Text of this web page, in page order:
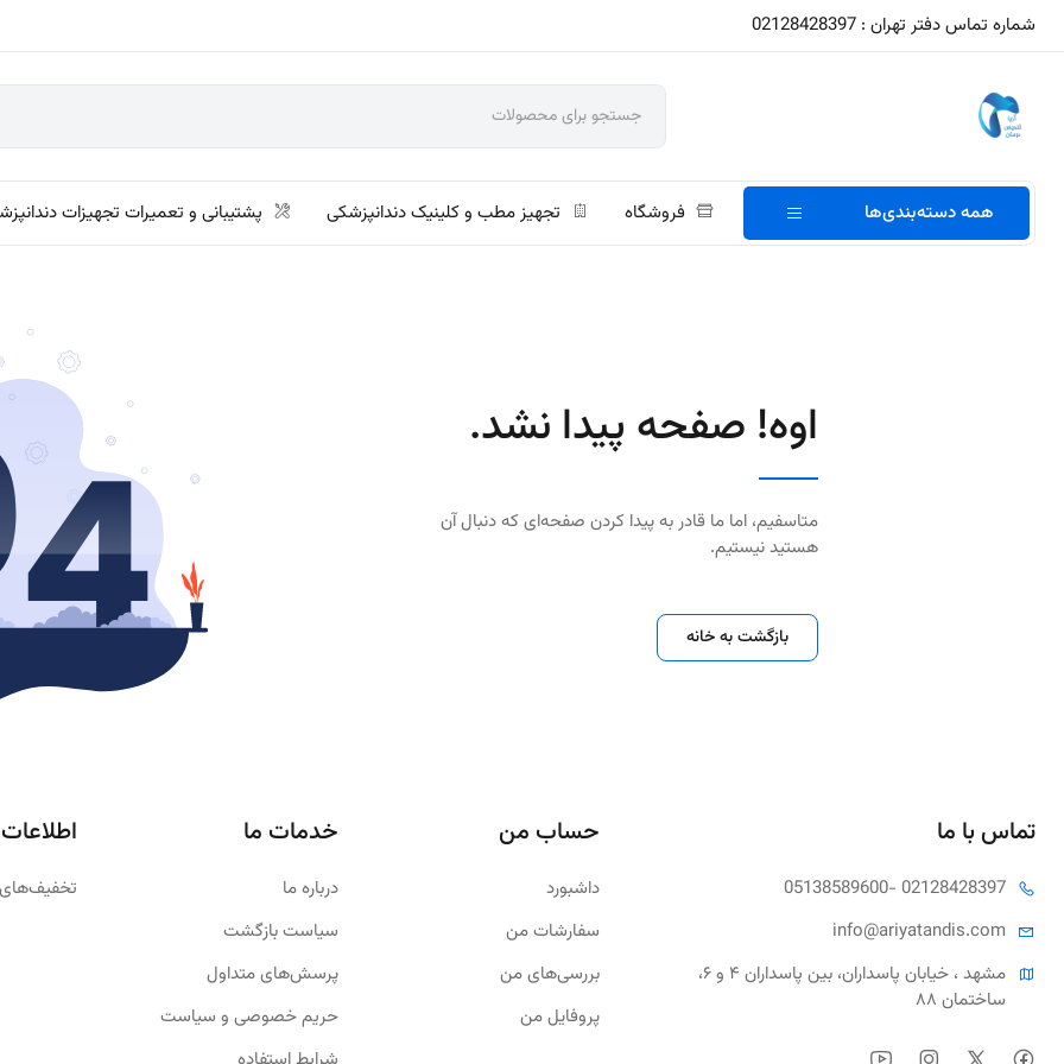
شماره تماس دفتر تهران : 02128428397
همه دسته‌بندی‌ها فروشگاه تجهیز مطب و کلینیک دندانپزشکی پشتیبانی و تعمیرات تجهیزات
اوه! صفحه پیدا نشد.
متاسفیم، اما ما قادر به پیدا کردن صفحه‌ای که دنبال آن
هستید نیستیم.
بازگشت به خانه
تماس با ما
05138589600- 02128428397
info@ariyatandis.com
ساختمان ۸۸
حساب من
داشبورد
سفارشات من
بررسی‌های من
پروفایل من
خدمات ما
درباره ما
سیاست بازگشت
پرسش‌های متداول
حریم خصوصی و سیاست
اطلاعات
تخفیف‌های